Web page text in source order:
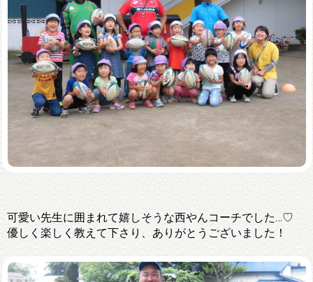
可愛い先生に囲まれて嬉しそうな西やんコーチでした…♡
優しく楽しく教えて下さり、ありがとうございました！